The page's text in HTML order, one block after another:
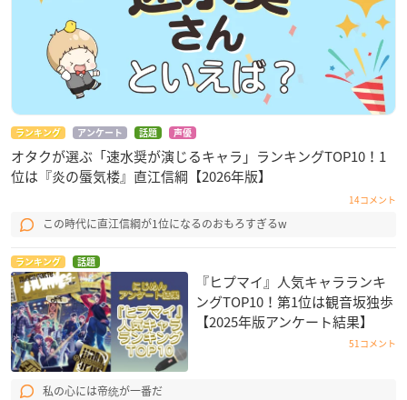
ランキング アンケート 話題 声優
オタクが選ぶ「速水奨が演じるキャラ」ランキングTOP10！1
位は『炎の蜃気楼』直江信綱【2026年版】
14コメント
この時代に直江信綱が1位になるのおもろすぎるw
ランキング 話題
『ヒプマイ』人気キャラランキ
ングTOP10！第1位は観音坂独歩
【2025年版アンケート結果】
51コメント
私の心には帝统が一番だ